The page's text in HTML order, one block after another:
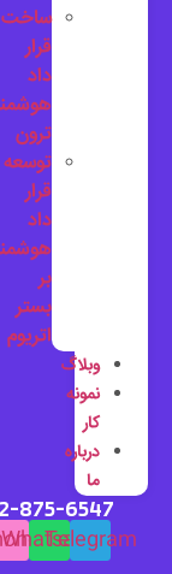
ساخت
قرار
داد
هوشمند
ترون
توسعه
قرار
داد
هوشمند
بر
بستر
اتریوم
وبلاگ
نمونه
کار
درباره
ما
875-6547
Telegram
Whatsapp